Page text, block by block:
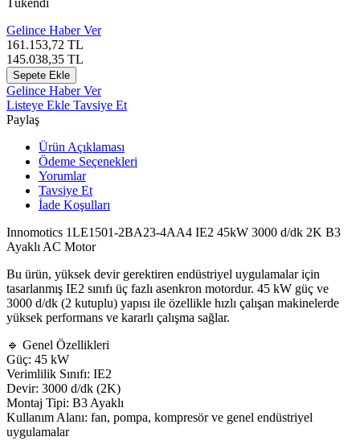
Gelince Haber Ver
161.153,72 TL
145.038,35 TL
Sepete Ekle
Gelince Haber Ver
Listeye Ekle Tavsiye Et
Paylaş
Ürün Açıklaması
Ödeme Seçenekleri
Yorumlar
Tavsiye Et
İade Koşulları
Innomotics 1LE1501-2BA23-4AA4 IE2 45kW 3000 d/dk 2K B3
Ayaklı AC Motor
Bu ürün, yüksek devir gerektiren endüstriyel uygulamalar için
tasarlanmış IE2 sınıfı üç fazlı asenkron motordur. 45 kW güç ve
3000 d/dk (2 kutuplu) yapısı ile özellikle hızlı çalışan makinelerde
yüksek performans ve kararlı çalışma sağlar.
🔹 Genel Özellikleri
Güç: 45 kW
Verimlilik Sınıfı: IE2
Devir: 3000 d/dk (2K)
Montaj Tipi: B3 Ayaklı
Kullanım Alanı: fan, pompa, kompresör ve genel endüstriyel
uygulamalar